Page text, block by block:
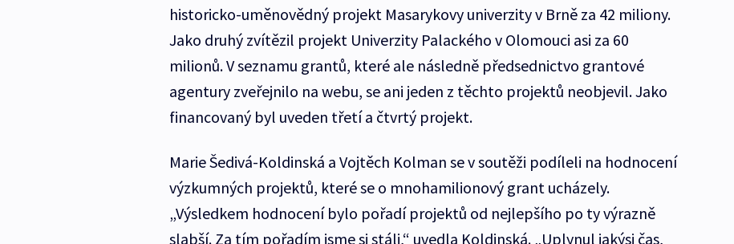
historicko-uměnovědný projekt Masarykovy univerzity v Brně za 42 miliony.
Jako druhý zvítězil projekt Univerzity Palackého v Olomouci asi za 60
milionů. V seznamu grantů, které ale následně předsednictvo grantové
agentury zveřejnilo na webu, se ani jeden z těchto projektů neobjevil. Jako
financovaný byl uveden třetí a čtvrtý projekt.
Marie Šedivá-Koldinská a Vojtěch Kolman se v soutěži podíleli na hodnocení
výzkumných projektů, které se o mnohamilionový grant ucházely.
„Výsledkem hodnocení bylo pořadí projektů od nejlepšího po ty výrazně
slabší. Za tím pořadím jsme si stáli,“ uvedla Koldinská. „Uplynul jakýsi čas,